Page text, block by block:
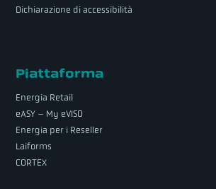
Dichiarazione di accessibilità
Piattaforma
Energia Retail
eASY – My eVISO
Energia per i Reseller
Laiforms
CORTEX